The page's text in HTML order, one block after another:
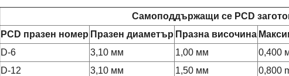
Самоподдържащи се PCD
PCD празен номер Празен диаметър Празна височина
D-6
3,10 мм 1,00 мм
0,400
D-12
3,10 мм 1,50 мм
0,800